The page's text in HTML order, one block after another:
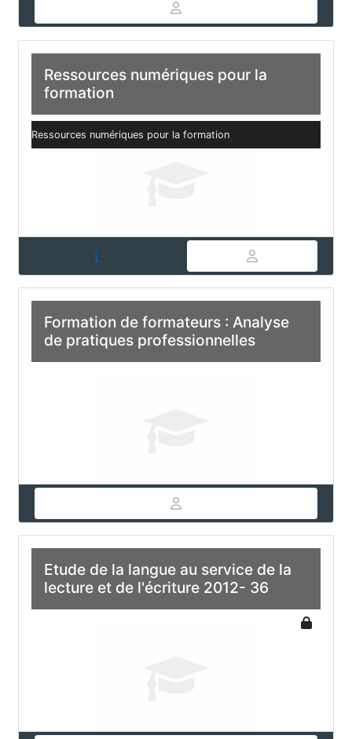
Ressources numériques pour la
formation
Ressources numériques pour la formation
Formation de formateurs : Analyse
de pratiques professionnelles
Etude de la langue au service de la
lecture et de l'écriture 2012- 36